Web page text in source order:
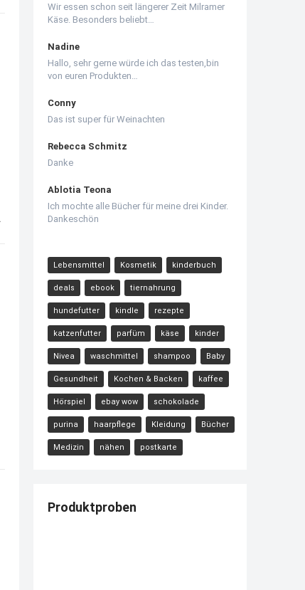
Wir essen schon seit längerer Zeit Milramer
Käse. Besonders beliebt…
Nadine
Hallo, sehr gerne würde ich das testen,bin
von euren Produkten…
Conny
Das ist super für Weinachten
Rebecca Schmitz
Danke
Ablotia Teona
Ich mochte alle Bücher für meine drei Kinder.
Dankeschön
Lebensmittel Kosmetik kinderbuch
deals ebook tiernahrung
hundefutter kindle rezepte
katzenfutter parfüm käse kinder
Nivea waschmittel shampoo Baby
Gesundheit Kochen & Backen kaffee
Hörspiel ebay wow schokolade
purina haarpflege Kleidung Bücher
Medizin nähen postkarte
Produktproben